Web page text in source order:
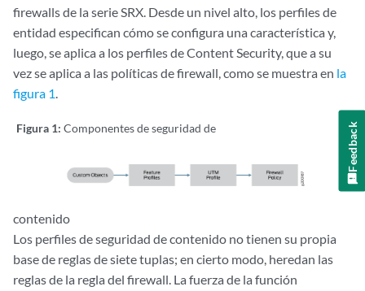
firewalls de la serie SRX. Desde un nivel alto, los perfiles de
entidad especifican cómo se configura una característica y,
luego, se aplica a los perfiles de Content Security, que a su
vez se aplica a las políticas de firewall, como se muestra en la
figura 1.
Figura 1: Componentes de seguridad de
contenido
Los perfiles de seguridad de contenido no tienen su propia
base de reglas de siete tuplas; en cierto modo, heredan las
reglas de la regla del firewall. La fuerza de la función
Feedback